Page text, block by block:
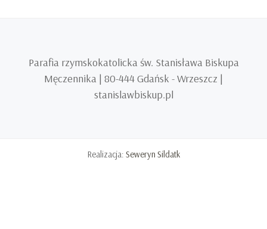
Parafia rzymskokatolicka św. Stanisława Biskupa
Męczennika | 80-444 Gdańsk - Wrzeszcz |
stanislawbiskup.pl
Realizacja: Seweryn Sildatk